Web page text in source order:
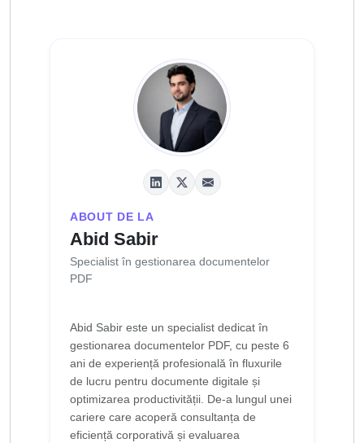
ABOUT DE LA
Abid Sabir
Specialist în gestionarea documentelor
PDF
Abid Sabir este un specialist dedicat în
gestionarea documentelor PDF, cu peste 6
ani de experiență profesională în fluxurile
de lucru pentru documente digitale și
optimizarea productivității. De-a lungul unei
cariere care acoperă consultanța de
eficiență corporativă și evaluarea